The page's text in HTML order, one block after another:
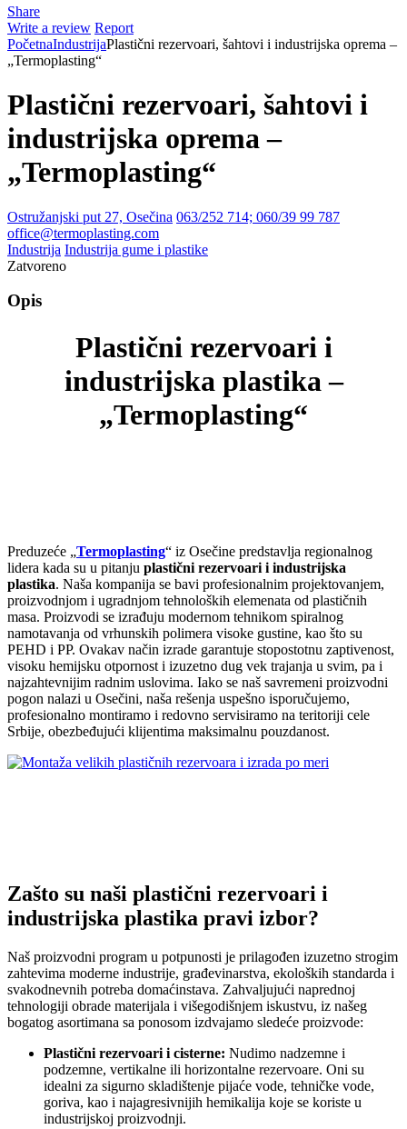
Share
Write a review Report
PočetnaIndustrijaPlastični rezervoari, šahtovi i industrijska oprema –
„Termoplasting“
Plastični rezervoari, šahtovi i
industrijska oprema –
„Termoplasting“
Ostružanjski put 27, Osečina 063/252 714; 060/39 99 787
office@termoplasting.com
Industrija Industrija gume i plastike
Zatvoreno
Opis
Plastični rezervoari i
industrijska plastika –
„Termoplasting“
Preduzeće „Termoplasting“ iz Osečine predstavlja regionalnog
lidera kada su u pitanju plastični rezervoari i industrijska
plastika. Naša kompanija se bavi profesionalnim projektovanjem,
proizvodnjom i ugradnjom tehnoloških elemenata od plastičnih
masa. Proizvodi se izrađuju modernom tehnikom spiralnog
namotavanja od vrhunskih polimera visoke gustine, kao što su
PEHD i PP. Ovakav način izrade garantuje stopostotnu zaptivenost,
visoku hemijsku otpornost i izuzetno dug vek trajanja u svim, pa i
najzahtevnijim radnim uslovima. Iako se naš savremeni proizvodni
pogon nalazi u Osečini, naša rešenja uspešno isporučujemo,
profesionalno montiramo i redovno servisiramo na teritoriji cele
Srbije, obezbeđujući klijentima maksimalnu pouzdanost.
Zašto su naši plastični rezervoari i
industrijska plastika pravi izbor?
Naš proizvodni program u potpunosti je prilagođen izuzetno strogim
zahtevima moderne industrije, građevinarstva, ekoloških standarda i
svakodnevnih potreba domaćinstava. Zahvaljujući naprednoj
tehnologiji obrade materijala i višegodišnjem iskustvu, iz našeg
bogatog asortimana sa ponosom izdvajamo sledeće proizvode:
Plastični rezervoari i cisterne: Nudimo nadzemne i
podzemne, vertikalne ili horizontalne rezervoare. Oni su
idealni za sigurno skladištenje pijaće vode, tehničke vode,
goriva, kao i najagresivnijih hemikalija koje se koriste u
industrijskoj proizvodnji.